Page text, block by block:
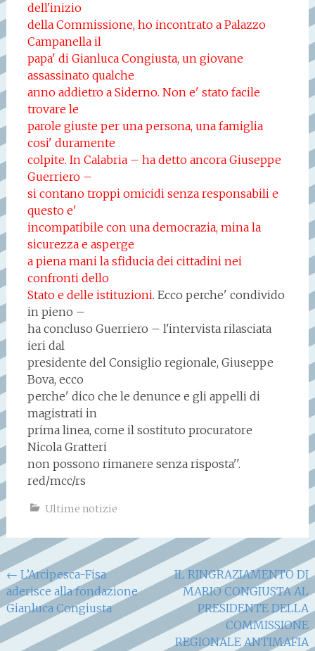
dell'inizio
della Commissione, ho incontrato a Palazzo
Campanella il
papa' di Gianluca Congiusta, un giovane
assassinato qualche
anno addietro a Siderno. Non e' stato facile
trovare le
parole giuste per una persona, una famiglia
cosi' duramente
colpite. In Calabria – ha detto ancora Giuseppe
Guerriero –
si contano troppi omicidi senza responsabili e
questo e'
incompatibile con una democrazia, mina la
sicurezza e asperge
a piena mani la sfiducia dei cittadini nei
confronti dello
Stato e delle istituzioni. Ecco perche' condivido
in pieno –
ha concluso Guerriero – l'intervista rilasciata
ieri dal
presidente del Consiglio regionale, Giuseppe
Bova, ecco
perche' dico che le denunce e gli appelli di
magistrati in
prima linea, come il sostituto procuratore
Nicola Gratteri
non possono rimanere senza risposta''.
red/mcc/rs
Ultime notizie
Navigazione
articoli
← L’Arcipesca-Fisa
aderisce alla fondazione
Gianluca Congiusta
IL RINGRAZIAMENTO DI
MARIO CONGIUSTA AL
PRESIDENTE DELLA
COMMISSIONE
REGIONALE ANTIMAFIA